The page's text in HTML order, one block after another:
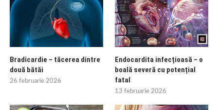
Bradicardie – tăcerea dintre
două bătăi
26 februarie 2026
Endocardita infecțioasă – o
boală severă cu potențial
fatal
13 februarie 2026